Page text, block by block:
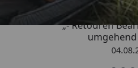
„- Retouren